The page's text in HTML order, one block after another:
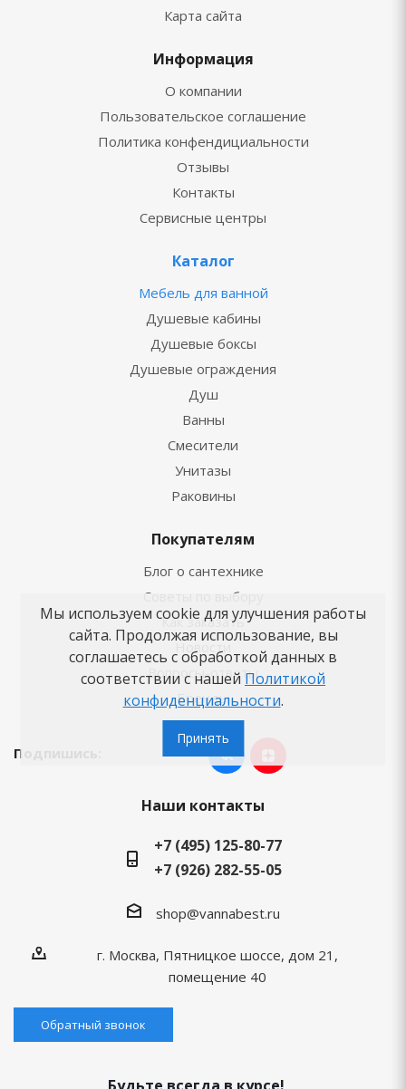
Карта сайта
Информация
О компании
Пользовательское соглашение
Политика конфендициальности
Отзывы
Контакты
Сервисные центры
Каталог
Мебель для ванной
Душевые кабины
Душевые боксы
Душевые ограждения
Душ
Ванны
Смесители
Унитазы
Раковины
Покупателям
Блог о сантехнике
Советы по выбору
Как заказать
Новости
Вопросы-ответы
Бренды
Подпишись:
Наши контакты
+7 (495) 125-80-77
+7 (926) 282-55-05
shop@vannabest.ru
г. Москва, Пятницкое шоссе, дом 21,
помещение 40
Обратный звонок
Будьте всегда в курсе!
Мы используем cookie для улучшения работы
сайта. Продолжая использование, вы
соглашаетесь с обработкой данных в
соответствии с нашей Политикой
конфиденциальности.
Принять